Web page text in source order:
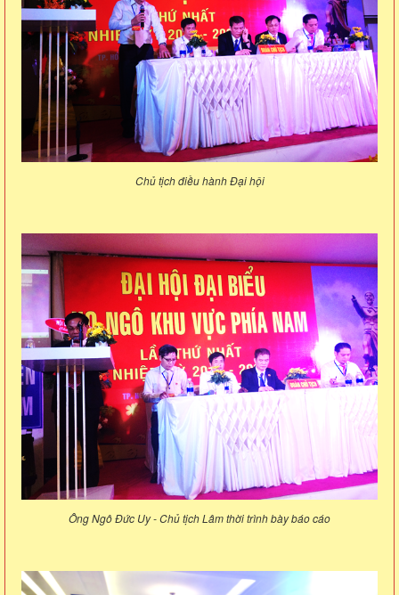
Chủ tịch điều hành Đại hội
Ông Ngô Đức Uy - Chủ tịch Lâm thời trình bày báo cáo